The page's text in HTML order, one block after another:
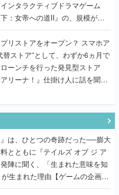
ンタラクティブドラマゲーム
下：女帝への道II』の、規模が違
をプロデューサーに聞いた
ストアをオープン？ スマホア
替ストア”として、わずか6ヵ月で
ーンチを行った発見型ストア
アリーナ！』仕掛け人に話を聞い
』は、ひとつの奇跡だった──膨大
とともに『テイルズ オブ ジ ア
陣に聞く、「生まれた意味を知
生まれた理由【ゲームの企画